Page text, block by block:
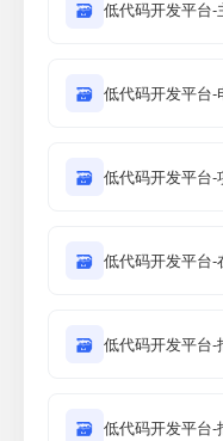
🗃 低代码开发平台-
🗃 低代码开发平台-
🗃 低代码开发平台-
🗃 低代码开发平台
🗃 低代码开发平台-
🗃 低代码开发平台-